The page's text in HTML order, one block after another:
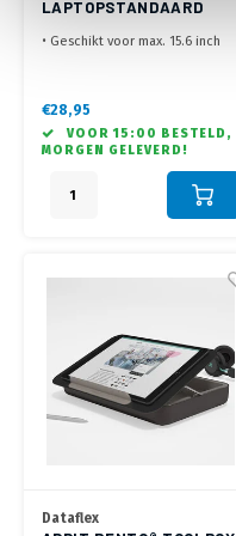
LAPTOPSTANDAARD
• Geschikt voor max. 15.6 inch
• Ergonomisch lichtgewicht
€28,95
VOOR 15:00 BESTELD,
MORGEN GELEVERD!
Dataflex